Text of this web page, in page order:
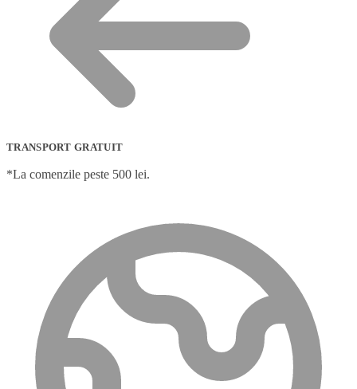
TRANSPORT GRATUIT
*La comenzile peste 500 lei.